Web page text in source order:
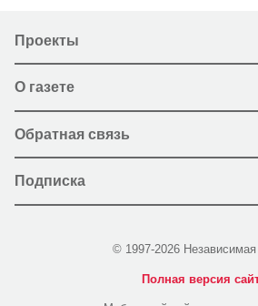
Проекты
О газете
Обратная связь
Подписка
© 1997-2026 Независимая
Полная версия